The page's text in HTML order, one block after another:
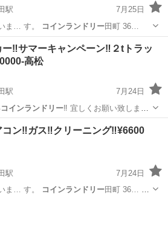
駅
7月25日
ま… す。 コインランドリー田町 36…
その他 レンタカー
ー‼️サマーキャンペーン‼️２tトラッ
高松
駅
7月24日
コインランドリー‼️ 宜しくお願い致しま
その他 レンタカー
コン‼️ガス‼️クリーニング‼️¥6600
駅
7月24日
ま… す。 コインランドリー田町 36… タ